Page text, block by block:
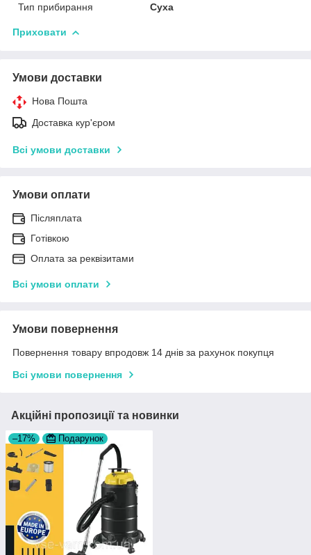
Тип прибирання
Суха
Приховати
Умови доставки
Нова Пошта
Доставка кур'єром
Всі умови доставки
Умови оплати
Післяплата
Готівкою
Оплата за реквізитами
Всі умови оплати
Умови повернення
Повернення товару впродовж 14 днів за рахунок покупця
Всі умови повернення
Акційні пропозиції та новинки
–17% Подарунок